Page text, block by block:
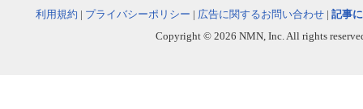
利用規約 | プライバシーポリシー | 広告に関するお問い合わせ | 記事
Copyright © 2026 NMN, Inc. All rights